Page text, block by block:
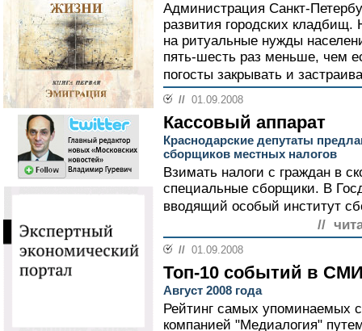
Администрация Санкт-
развития городских кладбищ.
на ритуальные нужды
пять-шесть раз меньше, чем
погосты закрывать и
// 01.09.2008
Кассовый аппарат
Краснодарские депутаты
сборщиков местных налогов
Взимать налоги с граждан в
специальные сборщики. В
вводящий особый институт
//
// 01.09.2008
Топ-10 событий в
Август 2008 года
Рейтинг самых упоминаемых
компанией "Медиалогия"